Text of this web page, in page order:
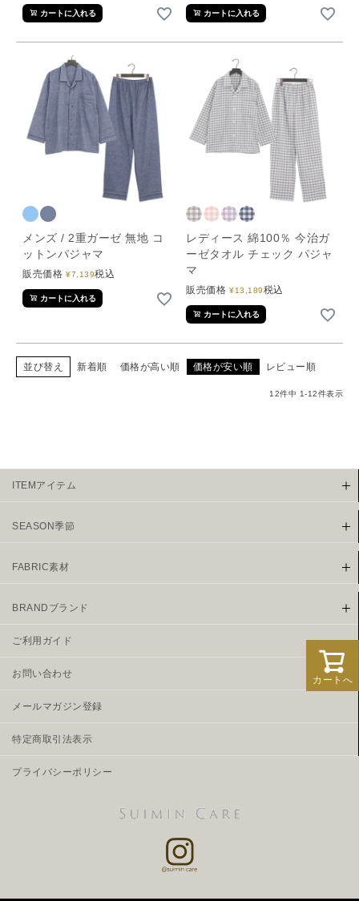
カートに入れる カートに入れる
メンズ / 2重ガーゼ 無地 コ
ットンパジャマ
販売価格 ¥7,139税込
カートに入れる
レディース 綿100％ 今治ガ
ーゼタオル チェック パジャ
マ
販売価格 ¥13,189税込
カートに入れる
並び替え 新着順 価格が高い順 価格が安い順 レビュー順
12件中 1-12件表示
カートへ
ITEMアイテム
SEASON季節
FABRIC素材
BRANDブランド
ご利用ガイド
お問い合わせ
メールマガジン登録
特定商取引法表示
プライバシーポリシー